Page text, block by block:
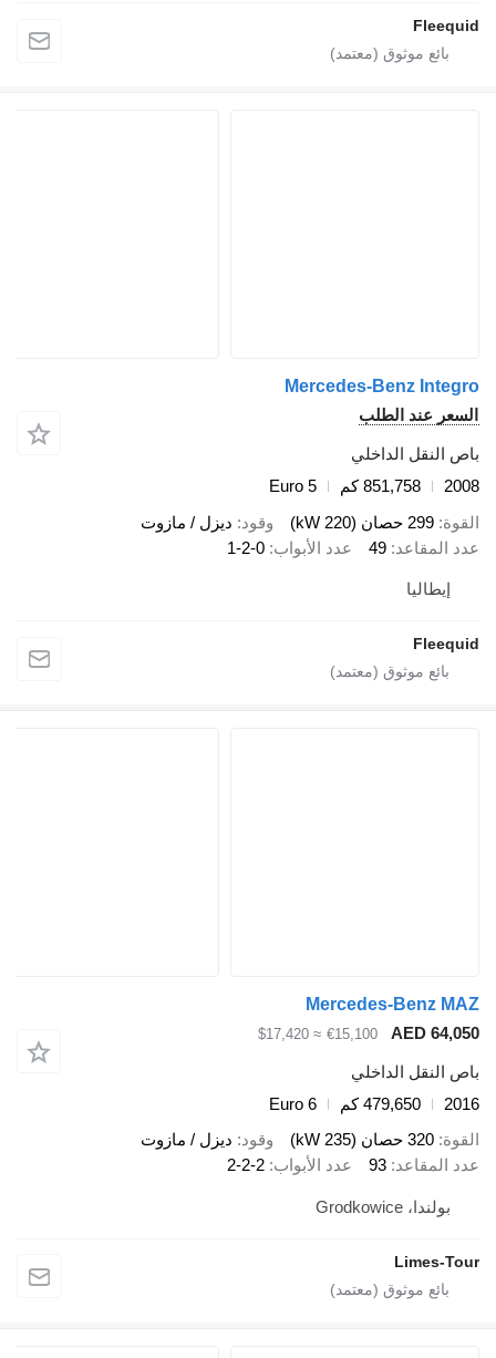
Mercedes-Benz
عند الطلب
النقل الداخلي
851,758 كم
Euro 5
299 حصان (220 kW) وقود ديزل / مازوت
المقاعد 49 عدد الأبواب 1-2-0
إيطاليا
Mercedes-Benz
AED
€15,100
≈ $17,420
النقل الداخلي
479,650 كم
Euro 6
320 حصان (235 kW) وقود ديزل / مازوت
المقاعد 93 عدد الأبواب 2-2-2
بولندا، Grodkowice
Limes-